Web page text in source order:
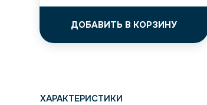
ДОБАВИТЬ В КОРЗИНУ
ХАРАКТЕРИСТИКИ